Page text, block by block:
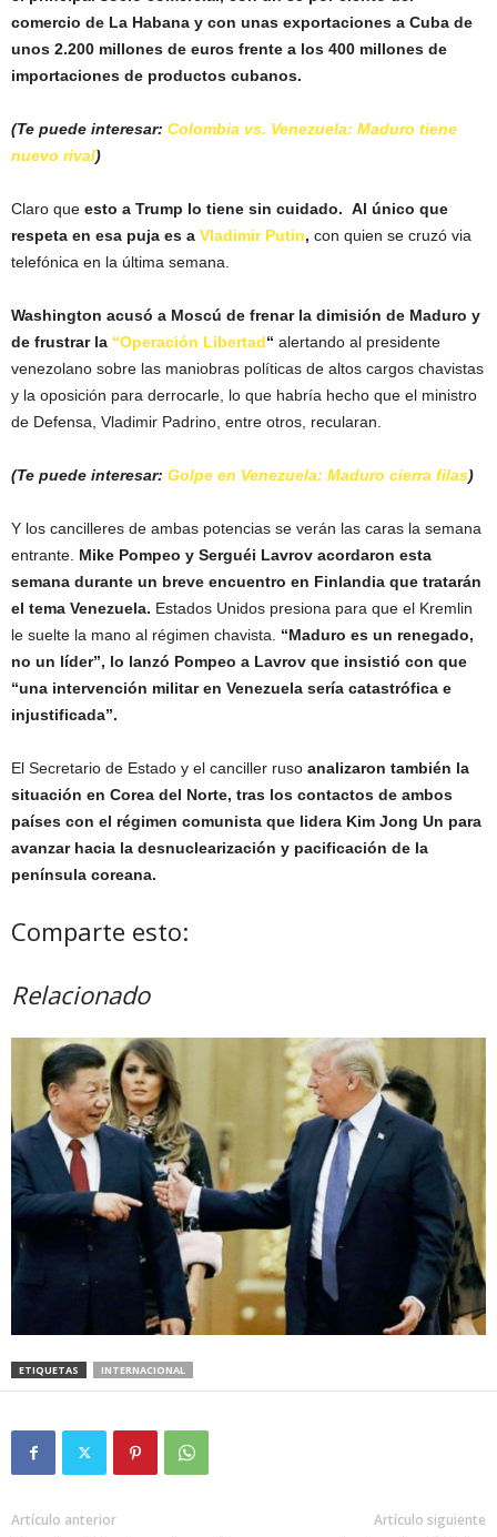
comercio de La Habana y con unas exportaciones a Cuba de
unos 2.200 millones de euros frente a los 400 millones de
importaciones de productos cubanos.
(Te puede interesar: Colombia vs. Venezuela: Maduro tiene
nuevo rival)
Claro que esto a Trump lo tiene sin cuidado. Al único que
respeta en esa puja es a Vladimir Putin, con quien se cruzó via
telefónica en la última semana.
Washington acusó a Moscú de frenar la dimisión de Maduro y
de frustrar la “Operación Libertad“ alertando al presidente
venezolano sobre las maniobras políticas de altos cargos chavistas
y la oposición para derrocarle, lo que habría hecho que el ministro
de Defensa, Vladimir Padrino, entre otros, recularan.
(Te puede interesar: Golpe en Venezuela: Maduro cierra filas)
Y los cancilleres de ambas potencias se verán las caras la semana
entrante. Mike Pompeo y Serguéi Lavrov acordaron esta
semana durante un breve encuentro en Finlandia que tratarán
el tema Venezuela. Estados Unidos presiona para que el Kremlin
le suelte la mano al régimen chavista. “Maduro es un renegado,
no un líder”, lo lanzó Pompeo a Lavrov que insistió con que
“una intervención militar en Venezuela sería catastrófica e
injustificada”.
El Secretario de Estado y el canciller ruso analizaron también la
situación en Corea del Norte, tras los contactos de ambos
países con el régimen comunista que lidera Kim Jong Un para
avanzar hacia la desnuclearización y pacificación de la
península coreana.
Comparte esto:
Relacionado
ETIQUETAS INTERNACIONAL
Artículo anterior Artículo siguiente